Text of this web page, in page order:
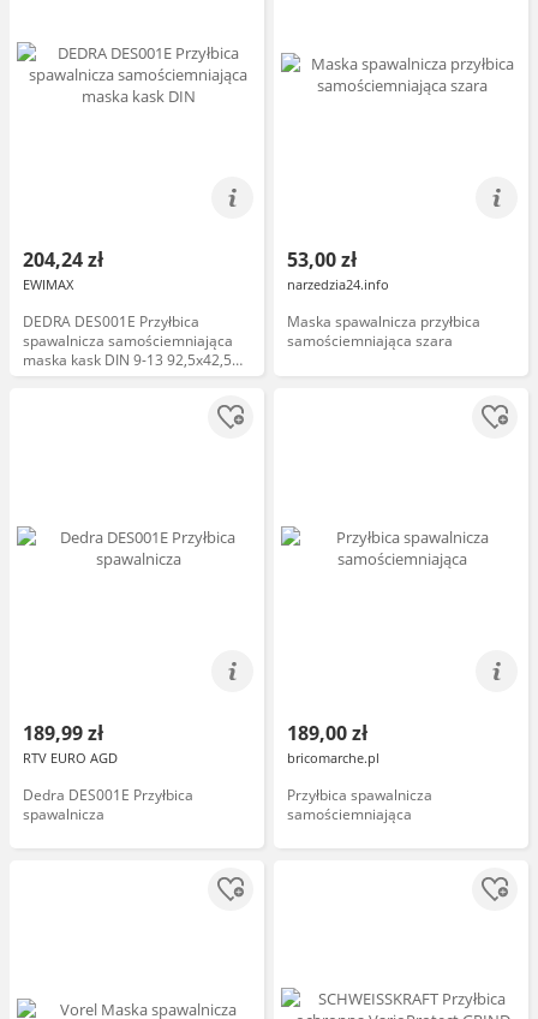
204,24 zł
EWIMAX
DEDRA DES001E Przyłbica
spawalnicza samościemniająca
maska kask DIN 9-13 92,5x42,5
mm
53,00 zł
narzedzia24.info
Maska spawalnicza przyłbica
samościemniająca szara
189,99 zł
RTV EURO AGD
Dedra DES001E Przyłbica
spawalnicza
189,00 zł
bricomarche.pl
Przyłbica spawalnicza
samościemniająca